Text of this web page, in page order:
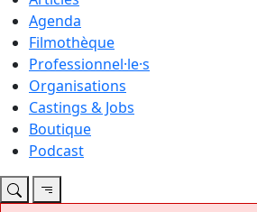
Agenda
Filmothèque
Professionnel·le·s
Organisations
Castings & Jobs
Boutique
Podcast